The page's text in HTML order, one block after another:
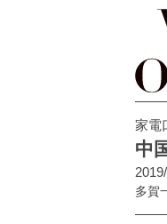
家電
中
多賀